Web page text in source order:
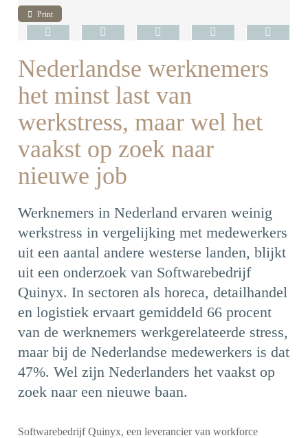
Print
Nederlandse werknemers
het minst last van
werkstress, maar wel het
vaakst op zoek naar
nieuwe job
Werknemers in Nederland ervaren weinig
werkstress in vergelijking met medewerkers
uit een aantal andere westerse landen, blijkt
uit een onderzoek van Softwarebedrijf
Quinyx. In sectoren als horeca, detailhandel
en logistiek ervaart gemiddeld 66 procent
van de werknemers werkgerelateerde stress,
maar bij de Nederlandse medewerkers is dat
47%. Wel zijn Nederlanders het vaakst op
zoek naar een nieuwe baan.
Softwarebedrijf Quinyx, een leverancier van workforce